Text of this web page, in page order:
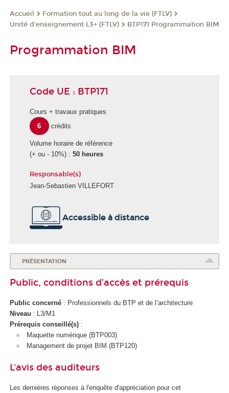
Accueil
Formation tout au long de la vie (FTLV)
Unité d'enseignement L3+ (FTLV)
BTP171 Programmation BIM
Programmation BIM
Code UE : BTP171
Cours + travaux pratiques
6
crédits
Volume horaire de référence
(+ ou - 10%) : 50 heures
Responsable(s)
Jean-Sebastien VILLEFORT
É
o
d
u
n
m
é
r
i
q
e
t
Accessible à distance
PRÉSENTATION
Public, conditions d’accès et prérequis
Public concerné : Professionnels du BTP et de l’architecture
Niveau : L3/M1
Prérequis conseillé(s) :
Maquette numérique (BTP003)
Management de projet BIM (BTP120)
L'avis des auditeurs
Les dernières réponses à l'enquête d'appréciation pour cet